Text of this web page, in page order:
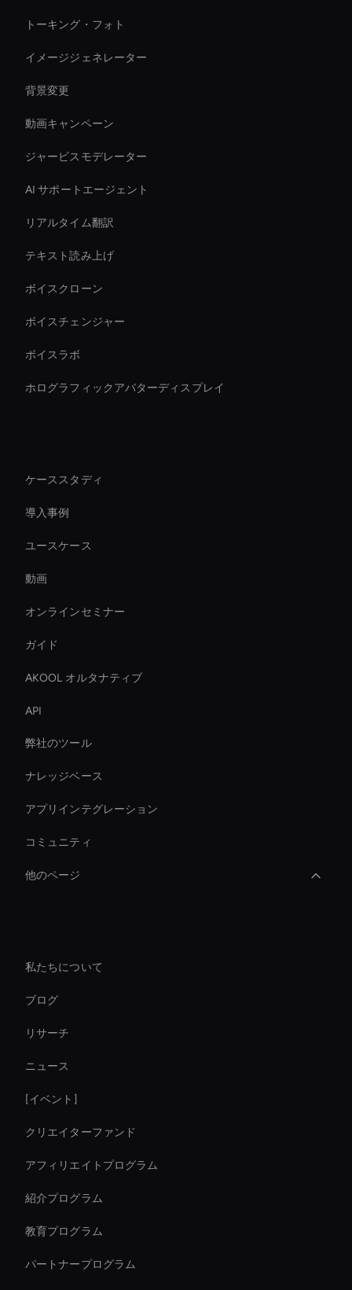
トーキング・フォト
イメージジェネレーター
背景変更
動画キャンペーン
ジャービスモデレーター
AI サポートエージェント
リアルタイム翻訳
テキスト読み上げ
ボイスクローン
ボイスチェンジャー
ボイスラボ
ホログラフィックアバターディスプレイ
ケーススタディ
導入事例
ユースケース
動画
オンラインセミナー
ガイド
AKOOL オルタナティブ
API
弊社のツール
ナレッジベース
アプリインテグレーション
コミュニティ
他のページ
Ai Avatar For Training
Autonomous Ai Avatar
Interactive Hologram
Enterprise Solutions For Ai Avatars
AI ビデオトランジションメーカー
Real-Time Ai Avatar
私たちについて
ブログ
リサーチ
ニュース
[イベント]
クリエイターファンド
アフィリエイトプログラム
紹介プログラム
教育プログラム
パートナープログラム